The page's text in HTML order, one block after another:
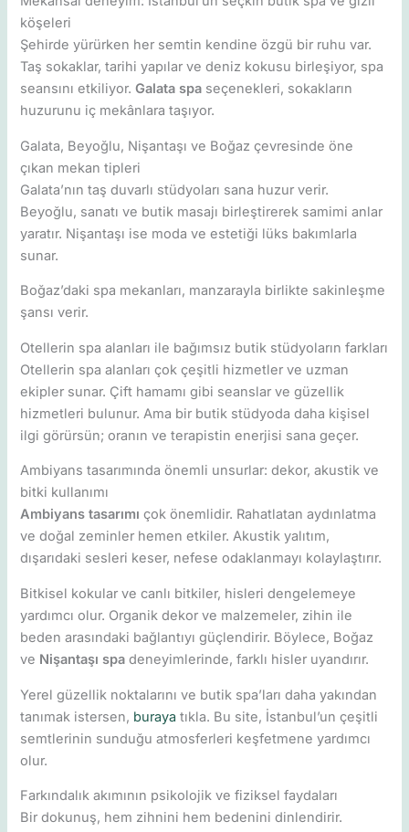
köşeleri
Şehirde yürürken her semtin kendine özgü bir ruhu var.
Taş sokaklar, tarihi yapılar ve deniz kokusu birleşiyor, spa
seansını etkiliyor.Galata spa seçenekleri, sokakların
huzurunu iç mekânlara taşıyor.
Galata, Beyoğlu, Nişantaşı ve Boğaz çevresinde öne
çıkan mekan tipleri
Galata’nın taş duvarlı stüdyoları sana huzur verir.
Beyoğlu, sanatı ve butik masajı birleştirerek samimi anlar
yaratır. Nişantaşı ise moda ve estetiği lüks bakımlarla
sunar.
Boğaz’daki spa mekanları, manzarayla birlikte sakinleşme
şansı verir.
Otellerin spa alanları ile bağımsız butik stüdyoların farkları
Otellerin spa alanları çok çeşitli hizmetler ve uzman
ekipler sunar. Çift hamamı gibi seanslar ve güzellik
hizmetleri bulunur. Ama bir butik stüdyoda daha kişisel
ilgi görürsün; oranın ve terapistin enerjisi sana geçer.
Ambiyans tasarımında önemli unsurlar: dekor, akustik ve
bitki kullanımı
Ambiyans tasarımı çok önemlidir. Rahatlatan aydınlatma
ve doğal zeminler hemen etkiler. Akustik yalıtım,
dışarıdaki sesleri keser, nefese odaklanmayı kolaylaştırır.
Bitkisel kokular ve canlı bitkiler, hisleri dengelemeye
yardımcı olur. Organik dekor ve malzemeler, zihin ile
beden arasındaki bağlantıyı güçlendirir. Böylece, Boğaz
ve Nişantaşı spa deneyimlerinde, farklı hisler uyandırır.
Yerel güzellik noktalarını ve butik spa’ları daha yakından
tanımak istersen, buraya tıkla. Bu site, İstanbul’un çeşitli
semtlerinin sunduğu atmosferleri keşfetmene yardımcı
olur.
Farkındalık akımının psikolojik ve fiziksel faydaları
Bir dokunuş, hem zihnini hem bedenini dinlendirir.